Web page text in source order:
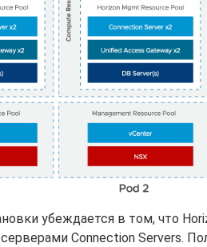
убеждается в том, что
Connection Servers.